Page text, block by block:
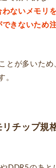
わないメモリ
きないため
とが多いため
。
チップ規